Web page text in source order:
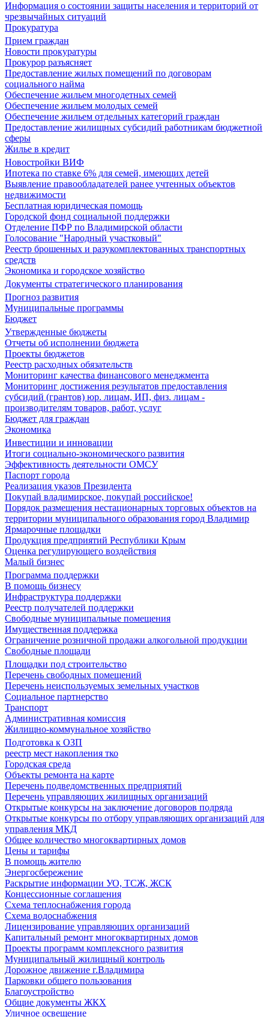
Информация о состоянии защиты населения и территорий от
чрезвычайных ситуаций
Прокуратура
Прием граждан
Новости прокуратуры
Прокурор разъясняет
Предоставление жилых помещений по договорам
социального найма
Обеспечение жильем многодетных семей
Обеспечение жильем молодых семей
Обеспечение жильем отдельных категорий граждан
Предоставление жилищных субсидий работникам бюджетной
сферы
Жилье в кредит
Новостройки ВИФ
Ипотека по ставке 6% для семей, имеющих детей
Выявление правообладателей ранее учтенных объектов
недвижимости
Бесплатная юридическая помощь
Городской фонд социальной поддержки
Отделение ПФР по Владимирской области
Голосование "Народный участковый"
Реестр брошенных и разукомплектованных транспортных
средств
Экономика и городское хозяйство
Документы стратегического планирования
Прогноз развития
Муниципальные программы
Бюджет
Утвержденные бюджеты
Отчеты об исполнении бюджета
Проекты бюджетов
Реестр расходных обязательств
Мониторинг качества финансового менеджмента
Мониторинг достижения результатов предоставления
субсидий (грантов) юр. лицам, ИП, физ. лицам -
производителям товаров, работ, услуг
Бюджет для граждан
Экономика
Инвестиции и инновации
Итоги социально-экономического развития
Эффективность деятельности ОМСУ
Паспорт города
Реализация указов Президента
Покупай владимирское, покупай российское!
Порядок размещения нестационарных торговых объектов на
территории муниципального образования город Владимир
Ярмарочные площадки
Продукция предприятий Республики Крым
Оценка регулирующего воздействия
Малый бизнес
Программа поддержки
В помощь бизнесу
Инфраструктура поддержки
Реестр получателей поддержки
Свободные муниципальные помещения
Имущественная поддержка
Ограничение розничной продажи алкогольной продукции
Свободные площади
Площадки под строительство
Перечень свободных помещений
Перечень неиспользуемых земельных участков
Социальное партнерство
Транспорт
Административная комиссия
Жилищно-коммунальное хозяйство
Подготовка к ОЗП
реестр мест накопления тко
Городская среда
Объекты ремонта на карте
Перечень подведомственных предприятий
Перечень управляющих жилищных организаций
Открытые конкурсы на заключение договоров подряда
Открытые конкурсы по отбору управляющих организаций для
управления МКД
Общее количество многоквартирных домов
Цены и тарифы
В помощь жителю
Энергосбережение
Раскрытие информации УО, ТСЖ, ЖСК
Концессионные соглашения
Схема теплоснабжения города
Схема водоснабжения
Лицензирование управляющих организаций
Капитальный ремонт многоквартирных домов
Проекты программ комплексного развития
Муниципальный жилищный контроль
Дорожное движение г.Владимира
Парковки общего пользования
Благоустройство
Общие документы ЖКХ
Уличное освещение